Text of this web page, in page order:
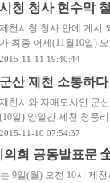
시청 청사 현수막
제천시청 청사 안에 게시
가 최종 어제(11월10일)
2015-11-11 19:40:44
군산 제천 소통하
제천시와 자매도시인 군
(10일) 양일간 제천 청풍
2015-11-10 07:54:37
회 공동발표문
9일(월) 오전 10시 제